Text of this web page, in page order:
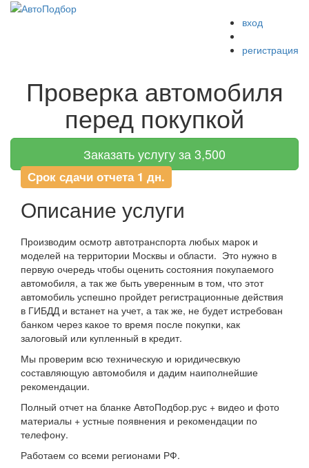
вход
регистрация
Проверка автомобиля
перед покупкой
Заказать услугу за 3,500
Срок сдачи отчета 1 дн.
Описание услуги
Производим осмотр автотранспорта любых марок и
моделей на территории Москвы и области. Это нужно в
первую очередь чтобы оценить состояния покупаемого
автомобиля, а так же быть уверенным в том, что этот
автомобиль успешно пройдет регистрационные действия
в ГИБДД и встанет на учет, а так же, не будет истребован
банком через какое то время после покупки, как
залоговый или купленный в кредит.
Мы проверим всю техническую и юридичесвкую
составляющую автомобиля и дадим наиполнейшие
рекомендации.
Полный отчет на бланке АвтоПодбор.рус + видео и фото
материалы + устные появнения и рекомендации по
телефону.
Работаем со всеми регионами РФ.